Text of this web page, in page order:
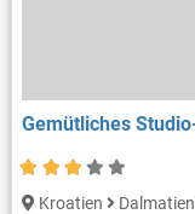
Gemütliches
Kroatien Dalmatien